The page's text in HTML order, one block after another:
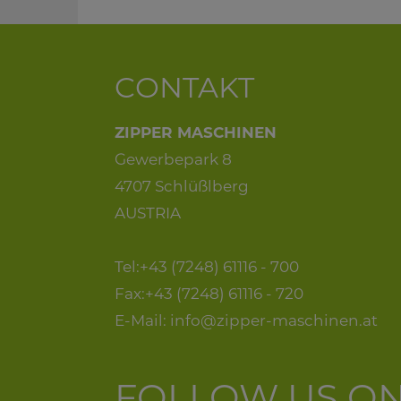
CONTAKT
ZIPPER MASCHINEN
Gewerbepark 8
4707 Schlüßlberg
AUSTRIA
Tel:+43 (7248) 61116 - 700
Fax:+43 (7248) 61116 - 720
E-Mail: info@zipper-maschinen.at